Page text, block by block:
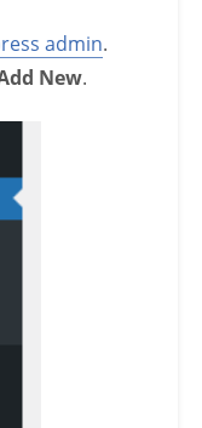
admin.
New.